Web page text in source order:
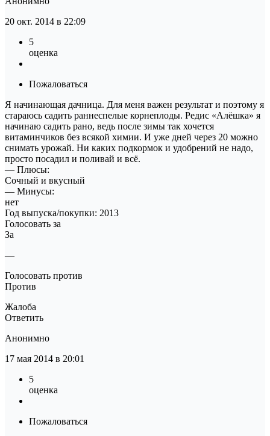
20 окт. 2014 в 22:09
5
оценка
Пожаловаться
Я начинающая дачница. Для меня важен результат и поэтому я
стараюсь садить раннеспелые корнеплоды. Редис «Алёшка» я
начинаю садить рано, ведь после зимы так хочется
витаминчиков без всякой химии. И уже дней через 20 можно
снимать урожай. Ни каких подкормок и удобрений не надо,
просто посадил и поливай и всё.
— Плюсы:
Сочный и вкусный
— Минусы:
нет
Год выпуска/покупки: 2013
Голосовать за
За
—
Голосовать против
Против
Жалоба
Ответить
Анонимно
17 мая 2014 в 20:01
5
оценка
Пожаловаться